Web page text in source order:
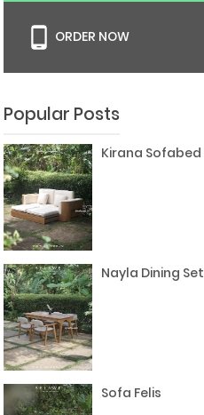
ORDER NOW
Popular Posts
Kirana Sofabed
Nayla Dining Set
Sofa Felis